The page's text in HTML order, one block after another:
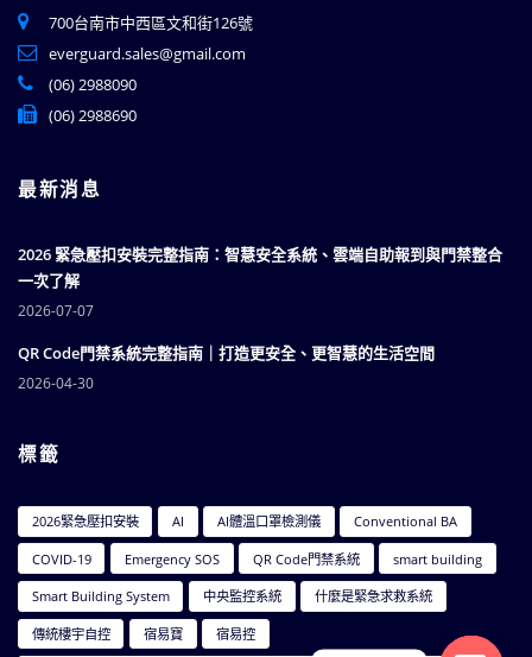
700台南市中西區文和街126號
everguard.sales@gmail.com
(06) 2988090
(06) 2988690
最新消息
2026 緊急壓扣安裝完整指南：智慧安全系統、雲端自助報到與門禁整合
一次了解
2026-07-07
QR Code門禁系統完整指南｜打造更安全、更智慧的生活空間
2026-04-30
標籤
2026緊急壓扣安裝 AI AI體溫口罩檢測儀 Conventional BA
COVID-19 Emergency SOS QR Code門禁系統 smart building
Smart Building System 中央監控系統 什麼是緊急求救系統
傳統樓宇自控 宿易寶 宿易控